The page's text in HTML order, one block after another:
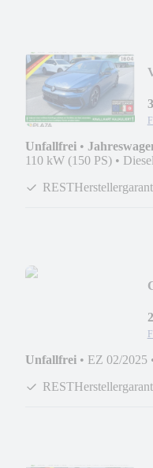
Unfallfrei •
110 kW (150 PS) • Diesel
Unfallfrei • EZ 02/2025